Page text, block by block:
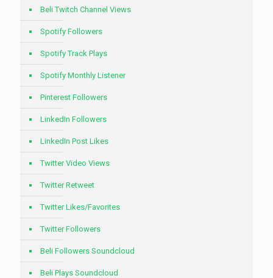
Beli Twitch Channel Views
Spotify Followers
Spotify Track Plays
Spotify Monthly Listener
Pinterest Followers
LinkedIn Followers
LinkedIn Post Likes
Twitter Video Views
Twitter Retweet
Twitter Likes/Favorites
Twitter Followers
Beli Followers Soundcloud
Beli Plays Soundcloud